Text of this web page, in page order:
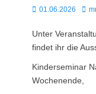
Posted
01.06.2026
Unter
findet ihr die
Kinderseminar
Wochenende,